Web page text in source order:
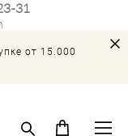
31
от 15.000